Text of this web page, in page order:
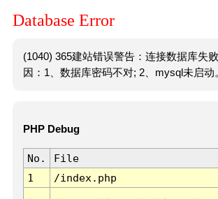
Database Error
(1040) 365建站错误警告：连接数据库失
因：1、数据库密码不对; 2、mysql未启动
PHP Debug
No. File
1
/index.php